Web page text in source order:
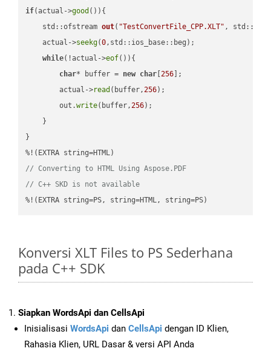
if(actual->good ()){
std::ofstream out( "TestConvertFile_CPP.XLT" ,
    actual->
seekg(0,std::ios_base::beg);
while(!actual->eof()){
char* buffer = new char [256 ];
        actual->
read (buffer,256);
        out.
write(buffer,256);
    }
}
// Converting to HTML Using Aspose.PDF
// C++ SKD is not available
%!(EXTRA string=PS, string=HTML, string=PS)
Konversi XLT Files to PS Sederhana
pada C++ SDK
Siapkan WordsApi dan CellsApi
Inisialisasi WordsApi dan CellsApi dengan ID Klien,
Rahasia Klien, URL Dasar & versi API Anda